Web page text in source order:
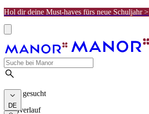
Hol dir deine Must-haves fürs neue Schuljahr >
Meist gesucht
Suchverlauf
DE